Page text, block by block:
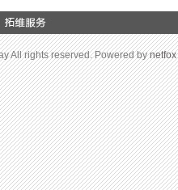
All rights reserved. Powered bynetfox